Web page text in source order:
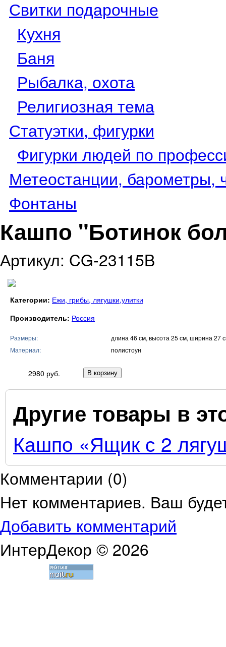
Свитки подарочные
Кухня
Баня
Рыбалка, охота
Религиозная тема
Статуэтки, фигурки
Фигурки людей по
Метеостанции, барометры,
Фонтаны
Кашпо "Ботинок
Артикул: CG-23115B
Категории: Ежи, грибы, лягушки,улитки
Производитель: Россия
Размеры:
длина 46 см, высота 25 см, ширина 27
Материал:
полистоун
2980 руб.
Другие товары в
Кашпо «Ящик с 2
Комментарии (0)
Нет комментариев. Ваш
Добавить комментарий
ИнтерДекор © 2026